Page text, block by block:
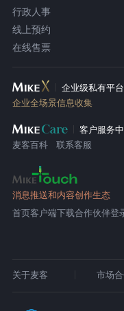
行政人事
线上预约
在线售票
企业级私有平台
企业全场景信息收集
客户服务
麦客百科
联系客服
消息推送和内容创作生态
首页客户端下载合作伙伴登
关于麦客 市场